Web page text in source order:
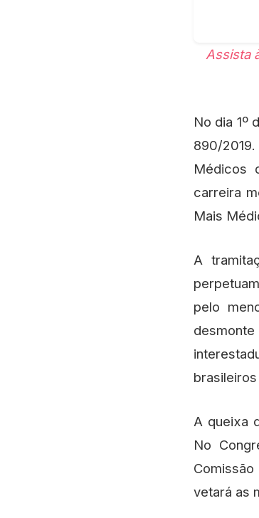
Assista à TV SindMédico e entenda o que está sendo discutido em relação ao projeto do
No dia 1º
890/
Médicos
carreira
Mais
A
pelo
A queixa
No
vetará as